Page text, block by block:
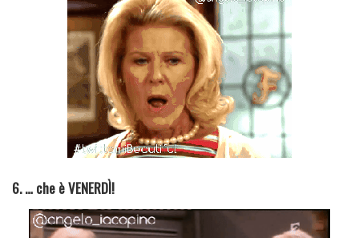
6. … che è VENERDÌ!